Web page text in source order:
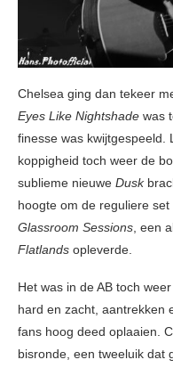
Chelsea ging dan tekeer
Eyes Like Nightshade was
finesse was kwijtgespeeld.
koppigheid toch weer de
sublieme nieuwe Dusk
hoogte om de reguliere
Glassroom Sessions, een
Flatlands opleverde.
Het was in de AB toch
hard en zacht, aantrekken
fans hoog deed oplaaien.
bisronde, een tweeluik dat